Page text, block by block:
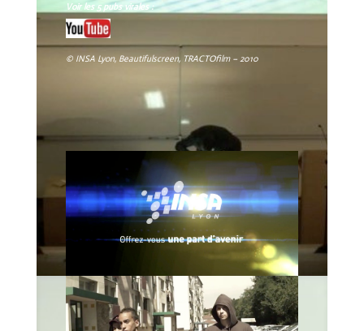
Voir les 5 pubs virales :
© INSA Lyon, Beautifulscreen, TRACTOfilm – 2010